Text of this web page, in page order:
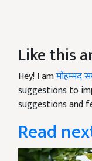
Like this
Hey! I amमोहम्मद
suggestions to
suggestions and
Read